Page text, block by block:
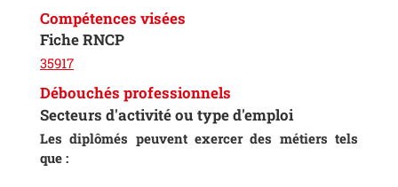
Compétences visées
Fiche RNCP
35917
Débouchés professionnels
Secteurs d'activité ou type d'emploi
Les diplômés peuvent exercer des métiers tels
que :